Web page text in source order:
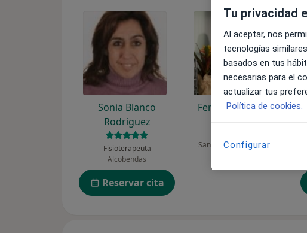
Sonia Blanco
Rodriguez
Fisioterapeuta
Alcobendas
Reservar cita
Fernanda Paraizo
San Pedro de Alcántara
Tu privacidad
Al aceptar, nos
tecnologías
basados en tus
necesarias para el
actualizar tus
Política de cookies.
Configurar